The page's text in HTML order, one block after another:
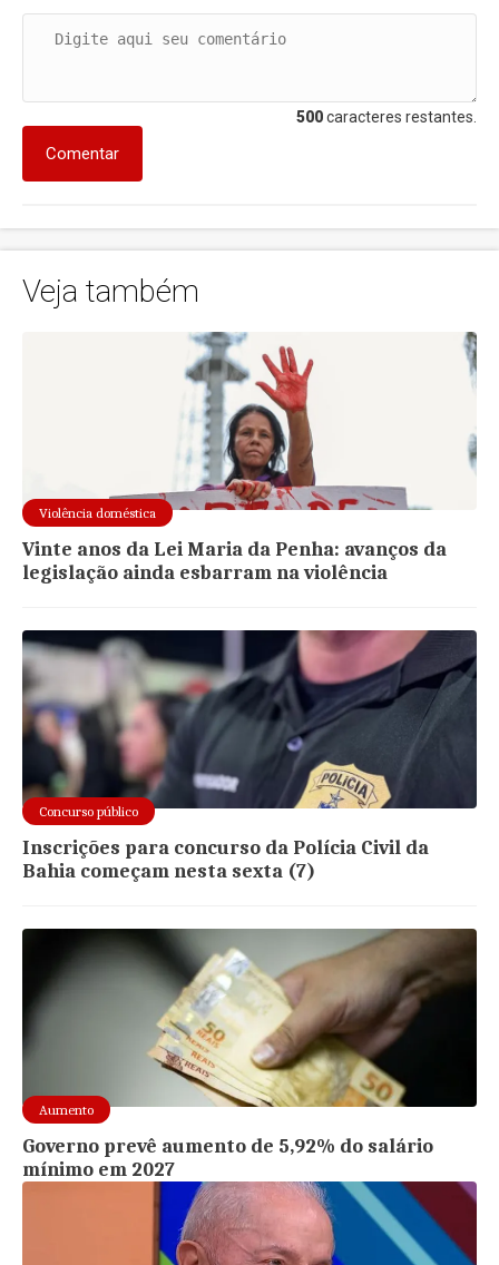
500caracteres restantes.
Comentar
Veja também
Violência doméstica
Vinte anos da Lei Maria da Penha: avanços da
legislação ainda esbarram na violência
Concurso público
Inscrições para concurso da Polícia Civil da
Bahia começam nesta sexta (7)
Aumento
Governo prevê aumento de 5,92% do salário
mínimo em 2027